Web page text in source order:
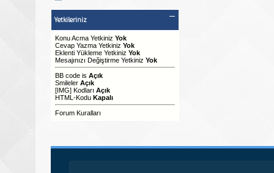
Yetkileriniz
Konu Acma Yetkiniz Yok
Cevap Yazma Yetkiniz Yok
Eklenti Yükleme Yetkiniz Yok
Mesajınızı Değiştirme Yetkiniz Yok
BB code is Açık
Smileler Açık
[IMG] Kodları Açık
HTML-Kodu Kapalı
Forum Kuralları